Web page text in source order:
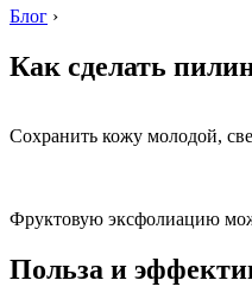
Блог ›
Как сделать
Сохранить кожу молодой,
Фруктовую эксфолиацию
Польза и